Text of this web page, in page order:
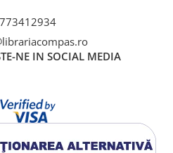
NE IN SOCIAL MEDIA